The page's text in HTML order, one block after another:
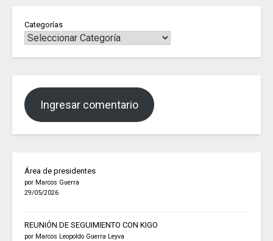
Categorías
Ingresar comentario
Área de presidentes
por Marcos Guerra
29/05/2026
REUNIÓN DE SEGUIMIENTO CON KIGO
por Marcos Leopoldo Guerra Leyva